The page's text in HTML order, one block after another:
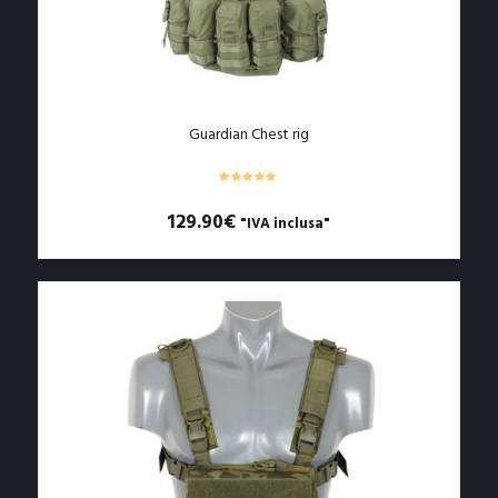
Guardian Chest rig
129.90€ "IVA inclusa"
ha
più
varianti.
Le
possono
essere
scelte
nella